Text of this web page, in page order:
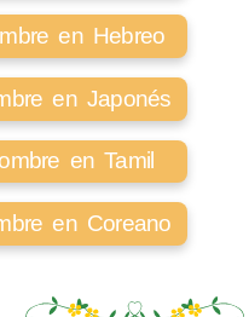
en Hebreo
en Japonés
en Tamil
en Coreano